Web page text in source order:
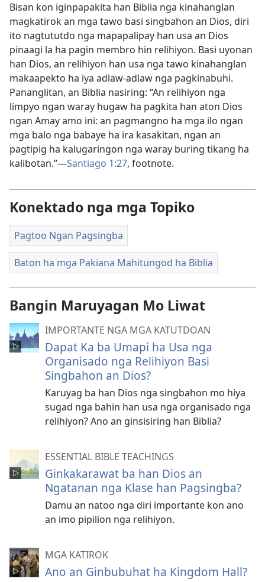
Bisan kon iginpapakita han Biblia nga kinahanglan
magkatirok an mga tawo basi singbahon an Dios, diri
ito nagtututdo nga mapapalipay han usa an Dios
pinaagi la ha pagin membro hin relihiyon. Basi uyonan
han Dios, an relihiyon han usa nga tawo kinahanglan
makaapekto ha iya adlaw-adlaw nga pagkinabuhi.
Pananglitan, an Biblia nasiring: “An relihiyon nga
limpyo ngan waray hugaw ha pagkita han aton Dios
ngan Amay amo ini: an pagmangno ha mga ilo ngan
mga balo nga babaye ha ira kasakitan, ngan an
pagtipig ha kalugaringon nga waray buring tikang ha
kalibotan.”—Santiago 1:27, footnote.
Konektado nga mga Topiko
Pagtoo Ngan Pagsingba
Baton ha mga Pakiana Mahitungod ha Biblia
Bangin Maruyagan Mo Liwat
IMPORTANTE NGA MGA KATUTDOAN
Dapat Ka ba Umapi ha Usa nga
Organisado nga Relihiyon Basi
Singbahon an Dios?
Karuyag ba han Dios nga singbahon mo hiya
sugad nga bahin han usa nga organisado nga
relihiyon? Ano an ginsisiring han Biblia?
ESSENTIAL BIBLE TEACHINGS
Ginkakarawat ba han Dios an
Ngatanan nga Klase han Pagsingba?
Damu an natoo nga diri importante kon ano
an imo pipilion nga relihiyon.
MGA KATIROK
Ano an Ginbubuhat ha Kingdom Hall?